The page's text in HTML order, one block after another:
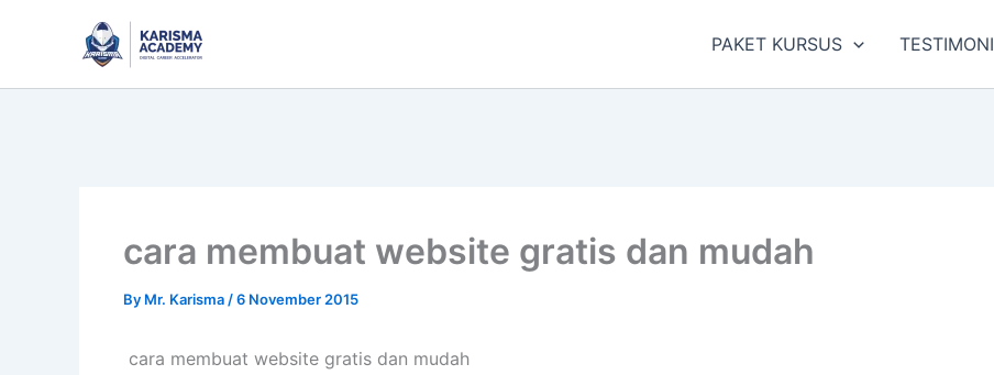
PAKET KURSUS TESTIMONI
cara membuat website gratis dan mudah
By Mr. Karisma /6 November 2015
cara membuat website gratis dan mudah